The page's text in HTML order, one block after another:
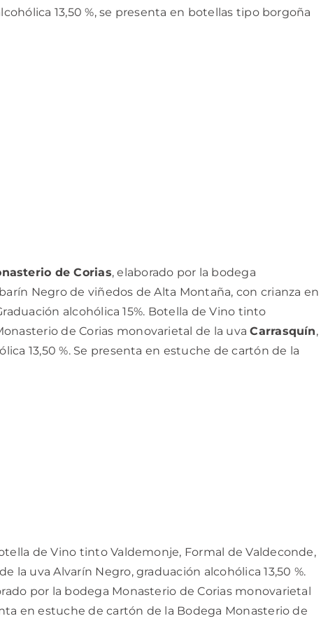
13,50 %, se presenta en botellas tipo borgoña
de Corias, elaborado por la bodega
Negro de viñedos de Alta Montaña, con crianza en
alcohólica 15%. Botella de Vino tinto
de Corias monovarietal de la uvaCarrasquín,
13,50 %. Se presenta en estuche de cartón de la
de Vino tinto Valdemonje, Formal de Valdeconde,
la uva Alvarín Negro, graduación alcohólica 13,50 %.
por la bodega Monasterio de Corias monovarietal
en estuche de cartón de la Bodega Monasterio de